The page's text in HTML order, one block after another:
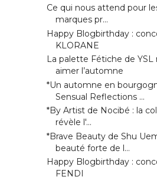
Ce qui nous attend pour
marques pr...
Happy Blogbirthday :
KLORANE
La palette Fétiche de
aimer l’automne
*Un automne en
Sensual Reflections ...
*By Artist de Nocibé : la
révèle l'...
*Brave Beauty de Shu
beauté forte de l...
Happy Blogbirthday :
FENDI